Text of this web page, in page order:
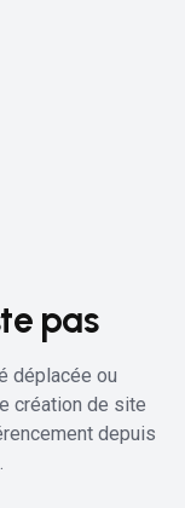
pas
déplacée ou
création de site
depuis